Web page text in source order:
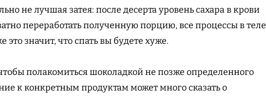
не лучшая затея: после десерта уровень сахара в крови
переработать полученную порцию, все процессы в теле
это значит, что спать вы будете хуже.
полакомиться шоколадкой не позже определенного
к конкретным продуктам может много сказать о